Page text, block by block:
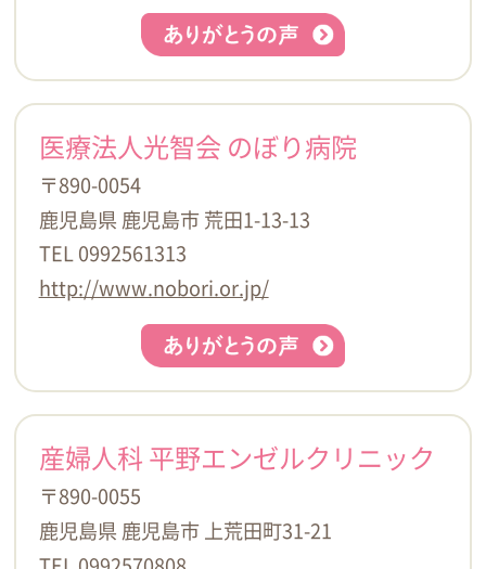
医療法人光智会 のぼり病院
〒890-0054
鹿児島県 鹿児島市 荒田1-13-13
TEL 0992561313
http://www.nobori.or.jp/
産婦人科 平野エンゼルクリニック
〒890-0055
鹿児島県 鹿児島市 上荒田町31-21